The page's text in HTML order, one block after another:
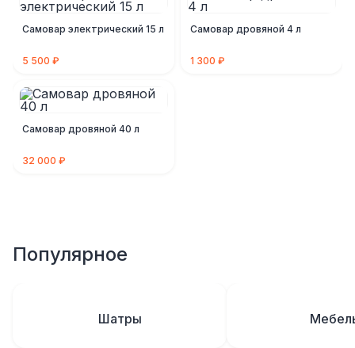
Самовар электрический 15 л
5 500 ₽
Самовар дровяной 4 л
1 300 ₽
Самовар дровяной 40 л
32 000 ₽
Популярное
Шатры